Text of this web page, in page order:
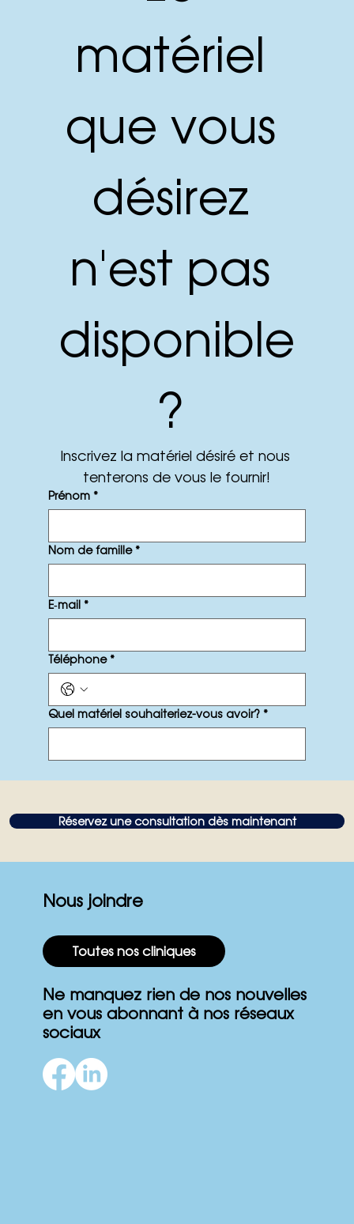
matériel
que vous
désirez
n'est pas
disponible
Inscrivez la matériel désiré et nous
tenterons de vous le fournir!
Prénom *
Nom de famille *
E‑mail *
Téléphone *
Quel matériel souhaiteriez-vous avoir? *
Réservez une consultation dès maintenant
Nous joindre
Toutes nos cliniques
Ne manquez rien de nos nouvelles
en vous abonnant à nos réseaux
sociaux